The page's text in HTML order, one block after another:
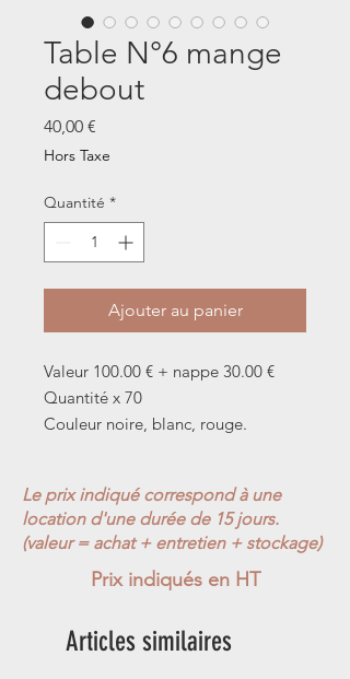
Table N°6 mange
debout
40,00 €
Hors Taxe
Quantité *
Ajouter au panier
Valeur 100.00 € + nappe 30.00 €
Quantité x 70
Couleur noire, blanc, rouge.
Le prix indiqué correspond à une
location d'une durée de 15 jours.
(valeur = achat + entretien + stockage)
Prix indiqués en HT
Articles similaires